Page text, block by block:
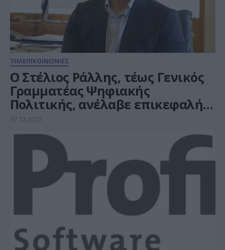
ΤΗΛΕΠΙΚΟΙΝΩΝΙΕΣ
O Στέλιος Ράλλης, τέως Γενικός
Γραμματέας Ψηφιακής
Πολιτικής, ανέλαβε επικεφαλής
Δημοσίων Εργων της Vodafone
07.12.2020